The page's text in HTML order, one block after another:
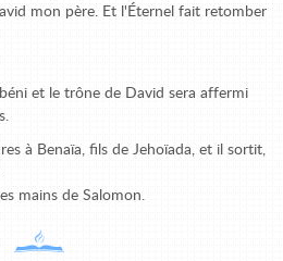
mon père. Et l'Éternel fait retomber
et le trône de David sera affermi
à Benaïa, fils de Jehoïada, et il sortit,
mains de Salomon.